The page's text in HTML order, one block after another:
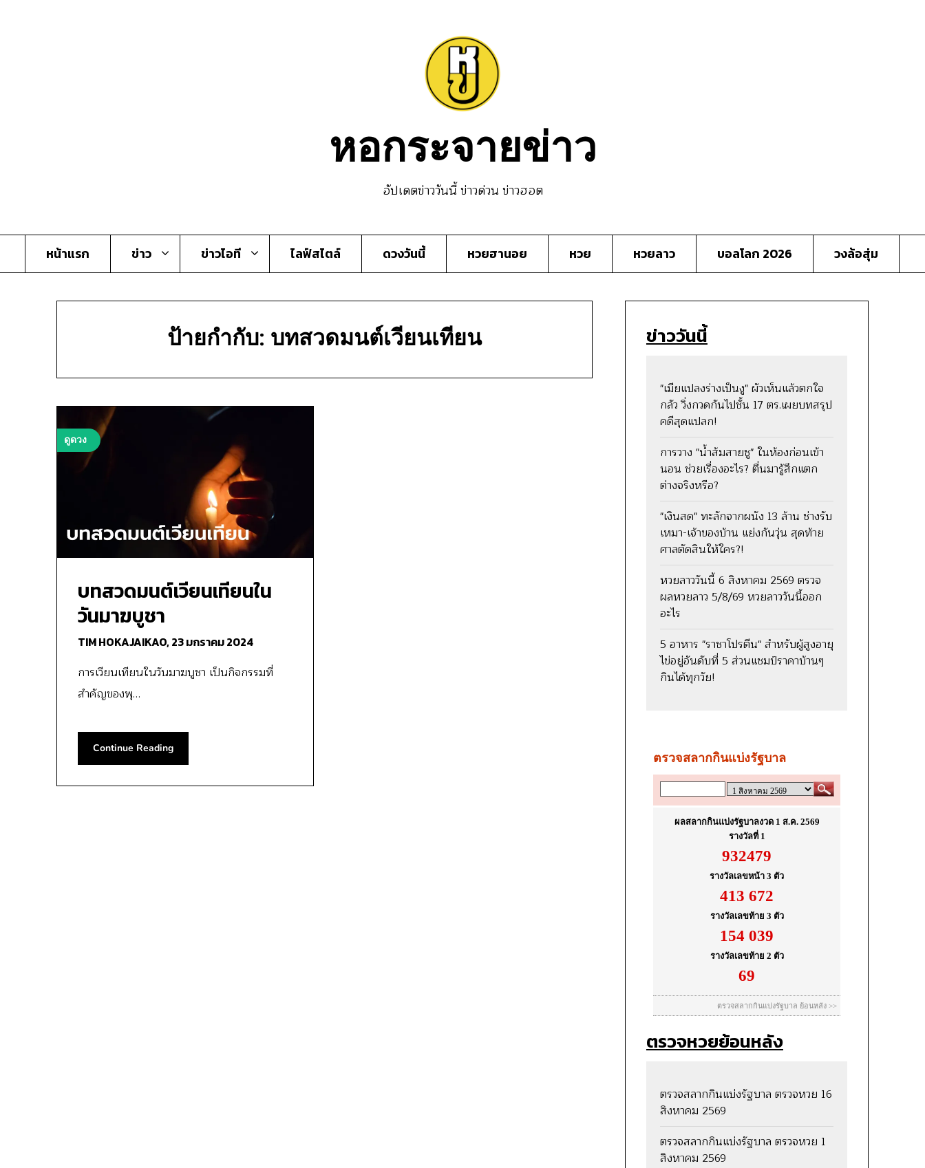
หอกระจายข่าว
อัปเดตข่าววันนี้ ข่าวด่วน ข่าวฮอต
หน้าแรก ข่าว ข่าวไอที ไลฟ์สไตล์ ดวงวันนี้ หวยฮานอย หวย หวยลาว บอลโลก 2026 วงล้อสุ่ม
ป้ายกำกับ: บทสวดมนต์เวียนเทียน
ดูดวง
บทสวดมนต์เวียนเทียนใน
วันมาฆบูชา
TIM HOKAJAIKAO,23 มกราคม 2024
การเวียนเทียนในวันมาฆบูชา เป็นกิจกรรมที่
สำคัญของพุ…
Continue Reading
ข่าววันนี้
"เมียแปลงร่างเป็นงู" ผัวเห็นแล้วตกใจ
กลัว วิ่งกวดกันไปชั้น 17 ตร.เผยบทสรุป
คดีสุดแปลก!
การวาง "น้ำส้มสายชู" ในห้องก่อนเข้า
นอน ช่วยเรื่องอะไร? ตื่นมารู้สึกแตก
ต่างจริงหรือ?
"เงินสด" ทะลักจากผนัง 13 ล้าน ช่างรับ
เหมา-เจ้าของบ้าน แย่งกันวุ่น สุดท้าย
ศาลตัดสินให้ใคร?!
หวยลาววันนี้ 6 สิงหาคม 2569 ตรวจ
ผลหวยลาว 5/8/69 หวยลาววันนี้ออก
อะไร
5 อาหาร "ราชาโปรตีน" สำหรับผู้สูงอายุ
ไข่อยู่อันดับที่ 5 ส่วนแชมป์ราคาบ้านๆ
กินได้ทุกวัย!
ตรวจหวยย้อนหลัง
ตรวจสลากกินแบ่งรัฐบาล ตรวจหวย 16
สิงหาคม 2569
ตรวจสลากกินแบ่งรัฐบาล ตรวจหวย 1
สิงหาคม 2569